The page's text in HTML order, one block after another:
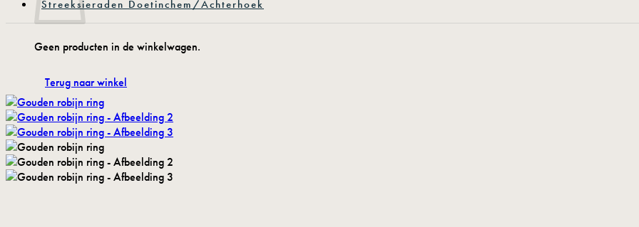
Geen producten in de winkelwagen.
Terug naar winkel
Streeksieraden Doetinchem/Achterhoek